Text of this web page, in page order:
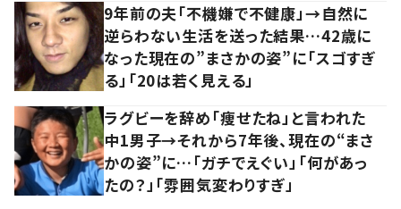
9年前の夫「不機嫌で不健康」→自然に
逆らわない生活を送った結果…42歳に
なった現在の”まさかの姿”に「スゴすぎ
る」「20は若く見える」
ラグビーを辞め「痩せたね」と言われた
中1男子→それから7年後、現在の“まさ
かの姿”に…「ガチでえぐい」「何があっ
たの？」「雰囲気変わりすぎ」